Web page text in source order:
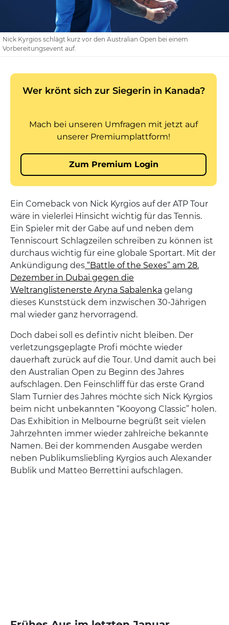
Nick Kyrgios schlägt kurz vor den Australian Open bei einem
Vorbereitungsevent auf.
Ein Comeback von Nick Kyrgios auf der ATP Tour
wäre in vielerlei Hinsicht wichtig für das Tennis.
Ein Spieler mit der Gabe auf und neben dem
Tenniscourt Schlagzeilen schreiben zu können ist
durchaus wichtig für eine globale Sportart. Mit der
Ankündigung des “Battle of the Sexes” am 28.
Dezember in Dubai gegen die
Weltranglistenerste Aryna Sabalenka gelang
dieses Kunststück dem inzwischen 30-Jährigen
mal wieder ganz hervorragend.
Doch dabei soll es defintiv nicht bleiben. Der
verletzungsgeplagte Profi möchte wieder
dauerhaft zurück auf die Tour. Und damit auch bei
den Australian Open zu Beginn des Jahres
aufschlagen. Den Feinschliff für das erste Grand
Slam Turnier des Jahres möchte sich Nick Kyrgios
beim nicht unbekannten “Kooyong Classic” holen.
Das Exhibition in Melbourne begrüßt seit vielen
Jahrzehnten immer wieder zahlreiche bekannte
Namen. Bei der kommenden Ausgabe werden
neben Publikumsliebling Kyrgios auch Alexander
Bublik und Matteo Berrettini aufschlagen.